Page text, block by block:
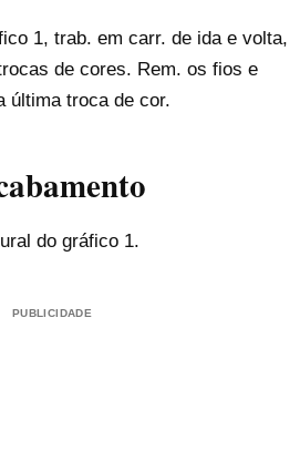
1, trab. em carr. de ida e volta,
de cores. Rem. os fios e
última troca de cor.
do gráfico 1.
PUBLICIDADE